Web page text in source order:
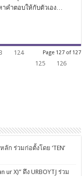
าคำตอบให้กับตัวเอง…
Page 127 of 127
124
125
126
ร่วมก่อตั้งโดย ‘TEN’
ur X)” ดึง URBOYTJ ร่วม